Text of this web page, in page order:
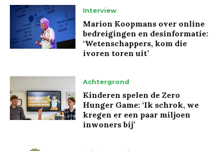
Interview
Marion Koopmans over online
bedreigingen en desinformatie:
‘Wetenschappers, kom die
ivoren toren uit’
Achtergrond
Kinderen spelen de Zero
Hunger Game: ‘Ik schrok, we
kregen er een paar miljoen
inwoners bij’